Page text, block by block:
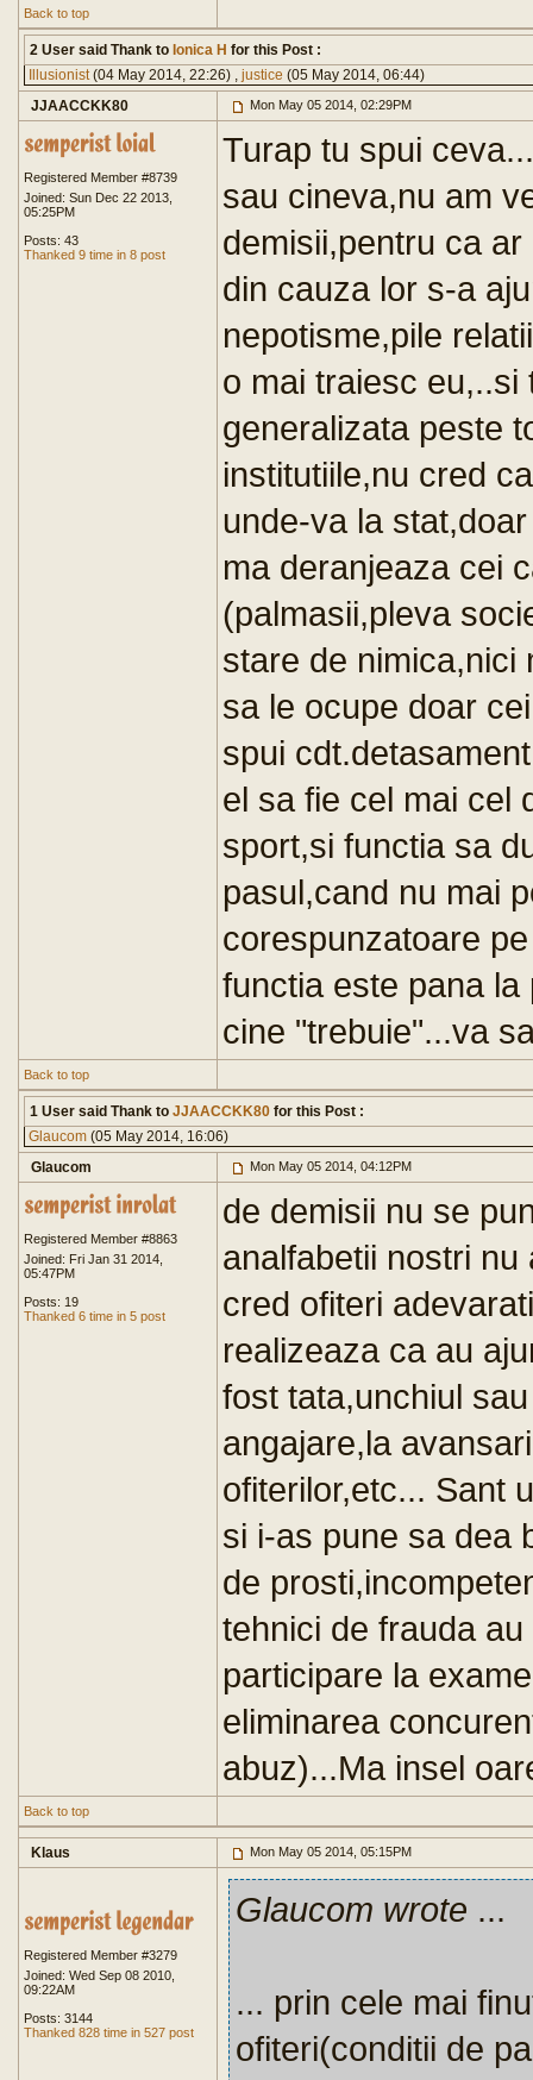
Back to top
2 User said Thank to Ionica H for this Post :
Illusionist(04 May 2014, 22:26) , justice (05 May 2014, 06:44)
JJAACCKK80
Mon May 05 2014, 02:29PM
Registered Member #8739
Joined: Sun Dec 22 2013,
05:25PM
Posts: 43
Thanked 9 time in 8 post
Turap tu spui
sau cineva,nu am
demisii,pentru ca
din cauza lor s-a
nepotisme,pile
o mai traiesc
generalizata peste
institutiile,nu cred
unde-va la
ma deranjeaza cei
(palmasii,pleva
stare de nimica,nici
sa le ocupe doar
spui
el sa fie cel mai cel
sport,si functia sa
pasul,cand nu mai
corespunzatoare
functia este pana
cine "trebuie"...va
Back to top
1 User said Thank to JJAACCKK80 for this Post :
Glaucom (05 May 2014, 16:06)
Glaucom
Mon May 05 2014, 04:12PM
Registered Member #8863
Joined: Fri Jan 31 2014,
05:47PM
Posts: 19
Thanked 6 time in 5 post
de demisii nu se
analfabetii nostri
cred ofiteri
realizeaza ca au
fost tata,unchiul
angajare,la
ofiterilor,etc... Sant
si i-as pune sa dea
de
tehnici de frauda
participare la
eliminarea
abuz)...Ma insel
Back to top
Klaus Mon May 05 2014, 05:15PM
Registered Member #3279
Joined: Wed Sep 08 2010,
09:22AM
Posts: 3144
Thanked 828 time in 527 post
Glaucom wrote ...
... prin cele mai
ofiteri(conditii de